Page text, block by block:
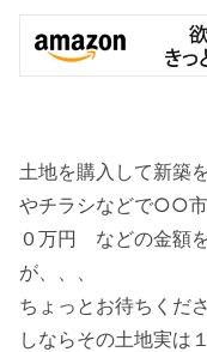
土地を購入して新築
やチラシなどで○○
０万円 などの金額
が、、、
ちょっとお待ちくだ
しならその土地実は